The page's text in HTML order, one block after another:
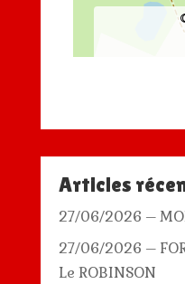
Articles
27/06/2026 –
27/06/2026 –
Le ROBINSON